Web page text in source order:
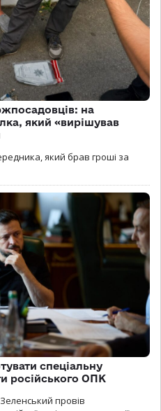
на
який «вирішував
який брав гроші за
спеціальну
російського ОПК
провів